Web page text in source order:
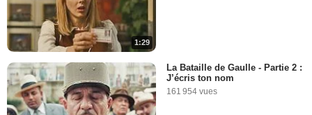
1:29
La Bataille de Gaulle - Partie 2 :
J’écris ton nom
161 954 vues